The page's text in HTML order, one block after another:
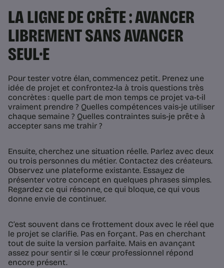
LA LIGNE DE CRÊTE : AVANCER
LIBREMENT SANS AVANCER
SEUL·E
Pour tester votre élan, commencez petit. Prenez une
idée de projet et confrontez-la à trois questions très
concrètes : quelle part de mon temps ce projet va-t-il
vraiment prendre ? Quelles compétences vais-je utiliser
chaque semaine ? Quelles contraintes suis-je prêt·e à
accepter sans me trahir ?
Ensuite, cherchez une situation réelle. Parlez avec deux
ou trois personnes du métier. Contactez des créateurs.
Observez une plateforme existante. Essayez de
présenter votre concept en quelques phrases simples.
Regardez ce qui résonne, ce qui bloque, ce qui vous
donne envie de continuer.
C’est souvent dans ce frottement doux avec le réel que
le projet se clarifie. Pas en forçant. Pas en cherchant
tout de suite la version parfaite. Mais en avançant
assez pour sentir si le cœur professionnel répond
encore présent.